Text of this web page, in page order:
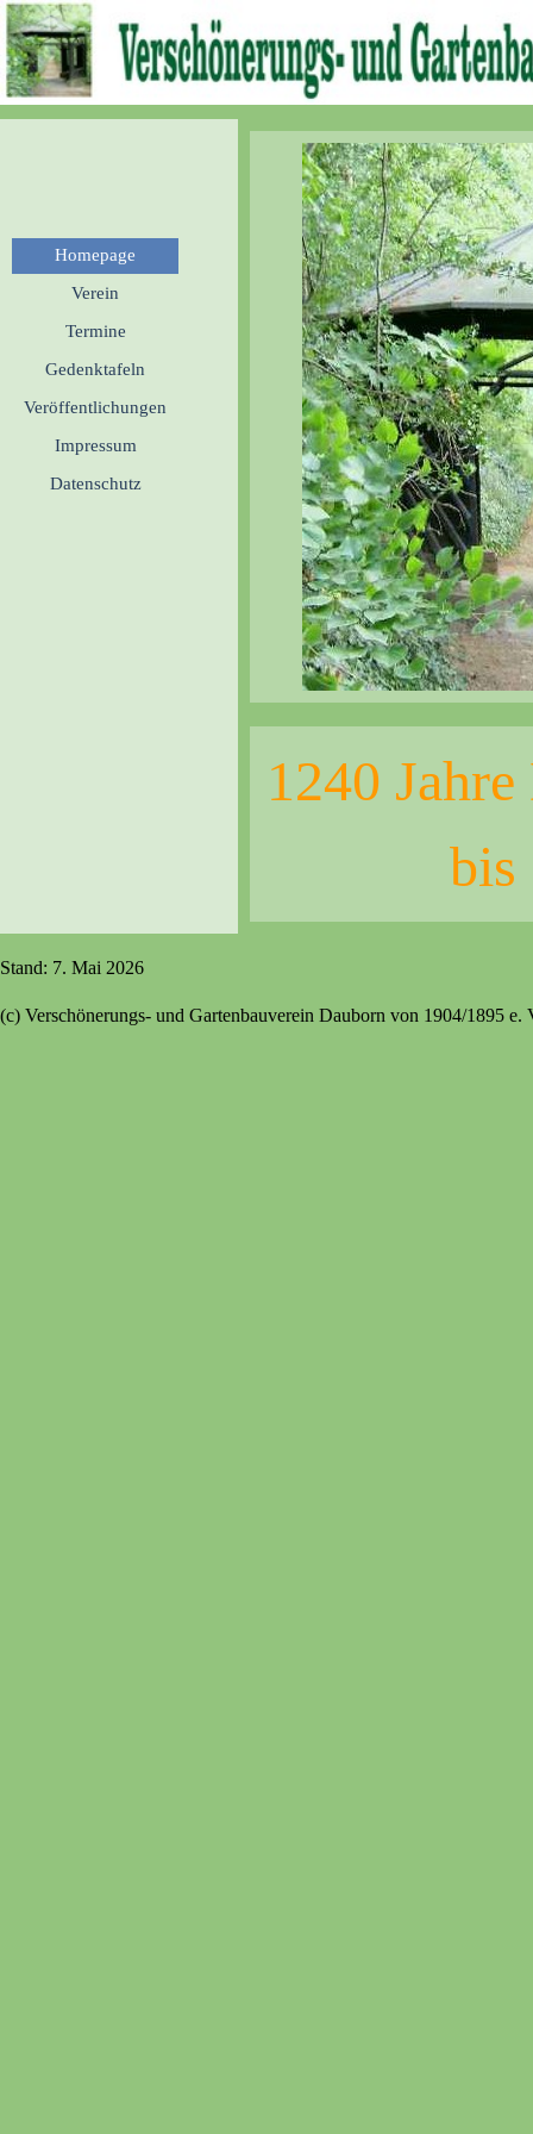
Direkt zum Seiteninhalt
Menü überspringen
Homepage
Verein
Termine
Gedenktafeln
Veröffentlichungen
Impressum
Datenschutz
1240
bis
Stand: 7. Mai 2026
(c) Verschönerungs- und Gartenbauverein Dauborn von 1904/1895 e.